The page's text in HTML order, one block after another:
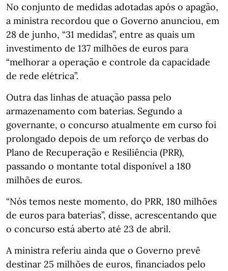
No conjunto de medidas adotadas após o apagão,
a ministra recordou que o Governo anunciou, em
28 de junho, “31 medidas”, entre as quais um
investimento de 137 milhões de euros para
“melhorar a operação e controle da capacidade
de rede elétrica”.
Outra das linhas de atuação passa pelo
armazenamento com baterias. Segundo a
governante, o concurso atualmente em curso foi
prolongado depois de um reforço de verbas do
Plano de Recuperação e Resiliência (PRR),
passando o montante total disponível a 180
milhões de euros.
“Nós temos neste momento, do PRR, 180 milhões
de euros para baterias”, disse, acrescentando que
o concurso está aberto até 23 de abril.
A ministra referiu ainda que o Governo prevê
destinar 25 milhões de euros, financiados pelo